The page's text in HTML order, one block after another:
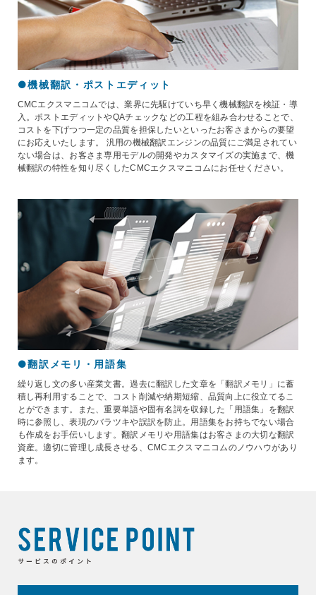
●機械翻訳・ポストエディット
CMCエクスマニコムでは、業界に先駆けていち早く機械翻訳を検証・導
入。ポストエディットやQAチェックなどの工程を組み合わせることで、
コストを下げつつ一定の品質を担保したいといったお客さまからの要望
にお応えいたします。 汎用の機械翻訳エンジンの品質にご満足されてい
ない場合は、お客さま専用モデルの開発やカスタマイズの実施まで、機
械翻訳の特性を知り尽くしたCMCエクスマニコムにお任せください。
●翻訳メモリ・用語集
繰り返し文の多い産業文書。過去に翻訳した文章を「翻訳メモリ」に蓄
積し再利用することで、コスト削減や納期短縮、品質向上に役立てるこ
とができます。また、重要単語や固有名詞を収録した「用語集」を翻訳
時に参照し、表現のバラツキや誤訳を防止。用語集をお持ちでない場合
も作成をお手伝いします。翻訳メモリや用語集はお客さまの大切な翻訳
資産。適切に管理し成長させる、CMCエクスマニコムのノウハウがあり
ます。